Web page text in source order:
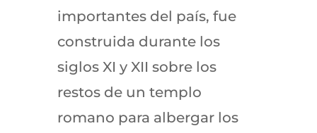
importantes del país, fue
construida durante los
siglos XI y XII sobre los
restos de un templo
romano para albergar los